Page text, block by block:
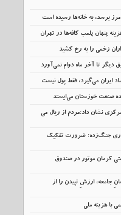
برسد، به خانه‌ها رسیده است
پنهان پلمب کافه‌ها در تهران
زخمی را به رخ کشید
دیگر تا آخر ماه دوام نمی‌آورد
ایران می‌گیرد، فقط پول نیست
صنعت خوزستان می‌ایستد
نشان داد:مردم از ریال می
جنگ‌زده؛ ضرورت تفکیک
کرمان موتور در صندوق
جامعه، ارزشِ تپیدن را از
با هزینه ملی